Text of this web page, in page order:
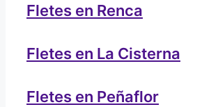
Fletes en Renca
Fletes en La Cisterna
Fletes en Peñaflor